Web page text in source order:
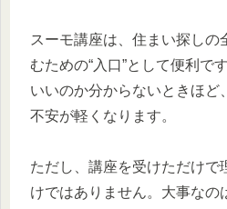
スーモ講座は、住まい探しの
むための“入口”として便利で
いいのか分からないときほど
不安が軽くなります。
ただし、講座を受けただけで
けではありません。大事なの